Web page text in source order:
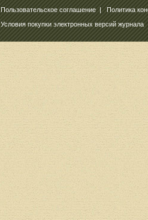
Пользовательское соглашение|Политика
Условия покупки электронных версий журнала